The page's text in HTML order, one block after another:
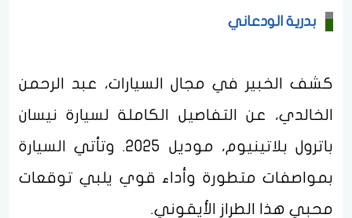
بدرية الودعاني
كشف الخبير في مجال السيارات، عبد الرحمن
الخالدي، عن التفاصيل الكاملة لسيارة نيسان
باترول بلاتينيوم، موديل 2025. وتأتي السيارة
بمواصفات متطورة وأداء قوي يلبي توقعات
محبي هذا الطراز الأيقوني.